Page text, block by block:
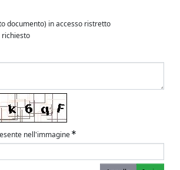
documento) in accesso ristretto
richiesto
nell'immagine